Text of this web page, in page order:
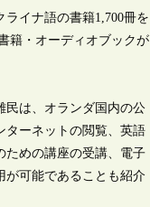
ライナ語の書籍1,700冊を
籍・オーディオブックが
民は、オランダ国内の公
ターネットの閲覧、英語
ための講座の受講、電子
が可能であることも紹介